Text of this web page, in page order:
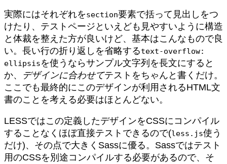
実際にはそれぞれをsection要素で括って見出しをつ
けたり、テストページといえども見やすいように構造
と体裁を整えた方が良いけど、基本はこんなもので良
い。長い行の折り返しを省略するtext-overflow:
ellipsisを使うならサンプル文字列を長文にすると
か、 デザインに合わせてテストをちゃんと書くだけ。
ここでも最終的にこのデザインが利用されるHTML文
書のことを考える必要はほとんどない。
LESSではこの定義したデザインをCSSにコンパイル
することなくほぼ直接テストできるので(less.js使う
だけ)、その点で大きくSassに優る。Sassではテスト
用のCSSを別途コンパイルする必要があるので、そ